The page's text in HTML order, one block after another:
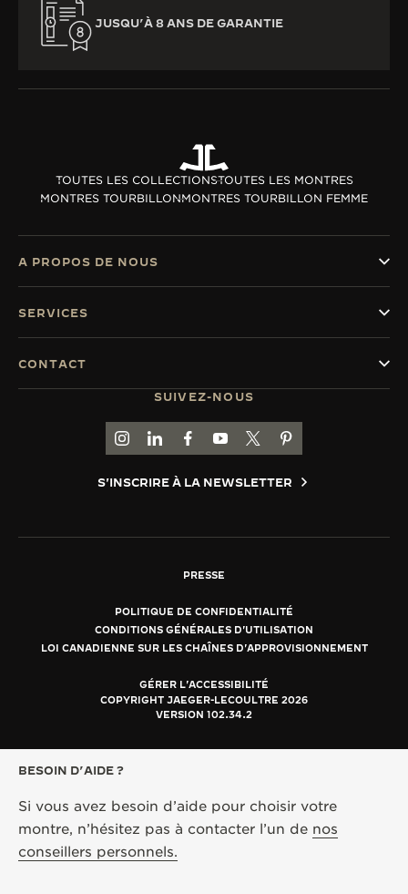
JUSQU’À 8 ANS DE GARANTIE
TOUTES LES COLLECTIONSTOUTES LES MONTRES
MONTRES TOURBILLONMONTRES TOURBILLON FEMME
SUIVEZ-NOUS
ACCÉDER À LA PAGE INSTAGRAM DE
ACCÉDER À LA PAGE LINKEDIN DE
ALLER SUR LA PAGE JAEGER-
ACCÉDER À LA PAGE
ALLER SUR LA PAGE
ALLER SUR LA
S'INSCRIRE À LA NEWSLETTER
A PROPOS DE NOUS
SERVICES
CONTACT
PRESSE
POLITIQUE DE CONFIDENTIALITÉ
CONDITIONS GÉNÉRALES D'UTILISATION
LOI CANADIENNE SUR LES CHAÎNES D'APPROVISIONNEMENT
GÉRER L'ACCESSIBILITÉ
COPYRIGHT JAEGER-LECOULTRE 2026
VERSION 102.34.2
BESOIN D’AIDE ?
Si vous avez besoin d’aide pour choisir votre
montre, n’hésitez pas à contacter l’un de nos
conseillers personnels.